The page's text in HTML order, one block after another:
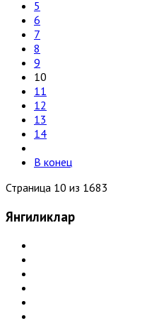
5
6
7
8
9
10
11
12
13
14
В конец
Страница 10 из 1683
Янгиликлар